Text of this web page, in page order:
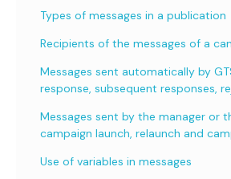
Types of messages in a publication
Recipients of the messages of a
Messages sent automatically by
response, subsequent responses,
Messages sent by the manager or
campaign launch, relaunch and
Use of variables in messages